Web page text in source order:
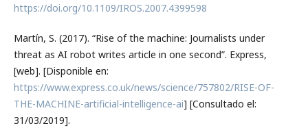
https://doi.org/10.1109/IROS.2007.4399598
Martín, S. (2017). “Rise of the machine: Journalists under
threat as AI robot writes article in one second”. Express,
[web]. [Disponible en:
https://www.express.co.uk/news/science/757802/RISE-OF-
THE-MACHINE-artificial-intelligence-ai] [Consultado el:
31/03/2019].